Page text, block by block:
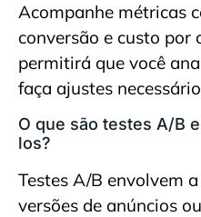
Acompanhe métricas
conversão e custo por
permitirá que você
faça ajustes
O que são testes A/B
los?
Testes A/B envolvem
versões de anúncios